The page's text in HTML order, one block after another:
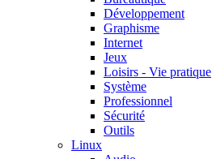
Développement
Graphisme
Internet
Jeux
Loisirs - Vie pratique
Système
Professionnel
Sécurité
Outils
Linux